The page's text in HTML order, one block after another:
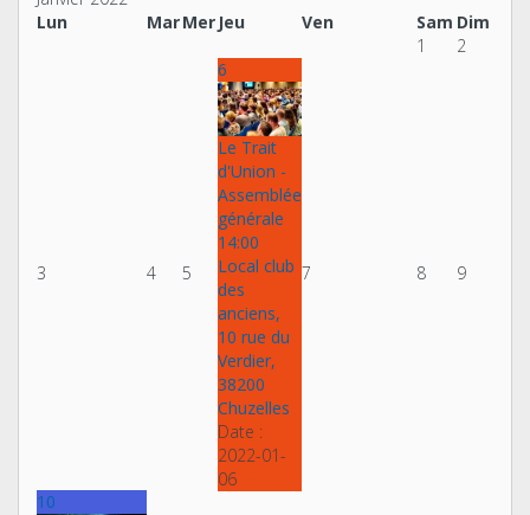
Lun
MarMer Jeu Ven Sam Dim
1
2
3 4 5
6
Le Trait
d'Union -
Assemblée
générale
14:00
Local club
des
anciens,
10 rue du
Verdier,
38200
Chuzelles
Date :
2022-01-
06
7 8 9
10